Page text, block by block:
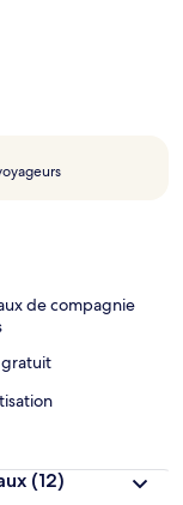
qui est
hôtel de luxe abrite
pas d'éloges en ce
restaurant.
à pied :
McGill, à 8
b
t
de compagnie
(12)